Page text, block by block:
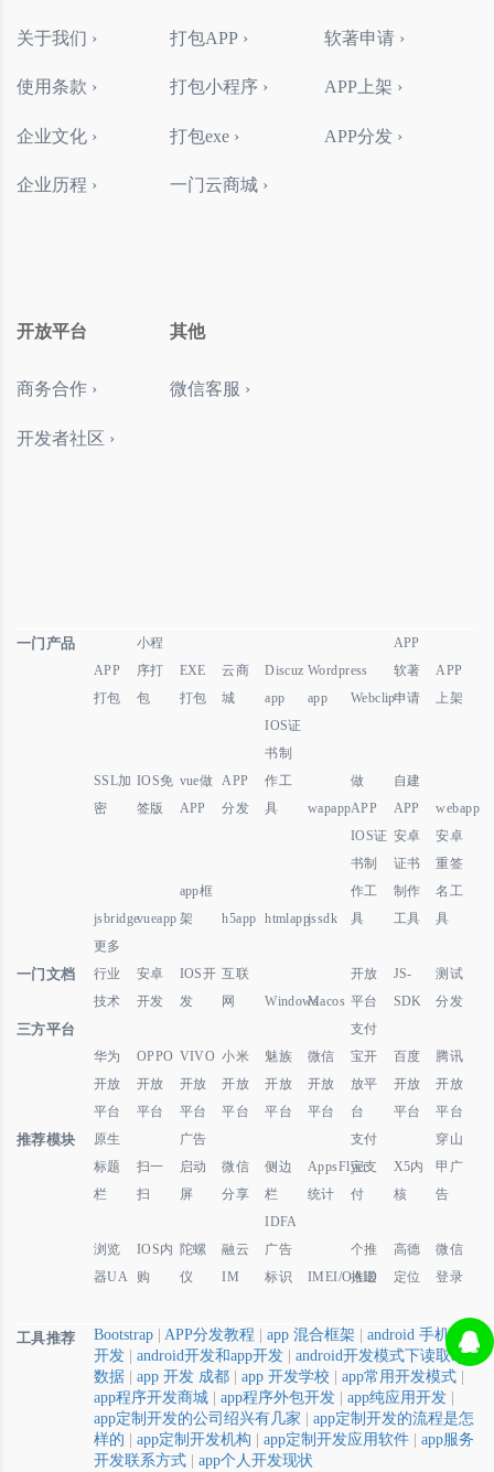
关于我们 ›
使用条款 ›
企业文化 ›
企业历程 ›
打包APP ›
打包小程序 ›
打包exe ›
一门云商城 ›
软著申请 ›
APP上架 ›
APP分发 ›
开放平台
商务合作 ›
开发者社区 ›
其他
微信客服 ›
一门产品
APP
打包
小程
序打
包
EXE
打包
云商
城
Discuz
app
Wordpress
app
Webclip
APP
软著
申请
APP
上架
SSL加
密
IOS免
签版
vue做
APP
APP
分发
IOS证
书制
作工
具
wapapp
做
APP
自建
APP
webapp
jsbridgevueapp
app框
架
h5app htmlappjssdk
IOS证
书制
作工
具
安卓
证书
制作
工具
安卓
重签
名工
具
更多
一门文档
行业
技术
安卓
开发
IOS开
发
互联
网
WindowsMacos
开放
平台
JS-
SDK
测试
分发
三方平台
华为
开放
平台
OPPO
开放
平台
VIVO
开放
平台
小米
开放
平台
魅族
开放
平台
微信
开放
平台
支付
宝开
放平
台
百度
开放
平台
腾讯
开放
平台
推荐模块
原生
标题
栏
扫一
扫
广告
启动
屏
微信
分享
侧边
栏
AppsFlyer
统计
支付
宝支
付
X5内
核
穿山
甲广
告
浏览
器UA
IOS内
购
陀螺
仪
融云
IM
IDFA
广告
标识
IMEI/OAID
个推
推送
高德
定位
微信
登录
工具推荐 Bootstrap APP分发教程 app 混合框架
android 手机app
开发
android开发和app开发
android开发模式下读取app
数据
app 开发 成都 app 开发学校 app常用开发模式
app程序开发商城
app程序外包开发 app纯应用开发
app定制开发的公司绍兴有几家
app定制开发的流程是怎
样的
app定制开发机构 app定制开发应用软件
app服务
开发联系方式
app个人开发现状